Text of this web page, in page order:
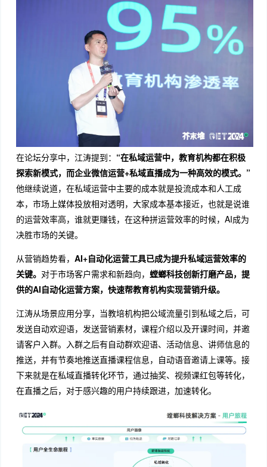
在论坛分享中，江涛提到： “在私域运营中，教育机构都在积极
探索新模式，而企业微信运营+私域直播成为一种高效的模式。”
他继续说道，在私域运营中主要的成本就是投流成本和人工成
本，市场上媒体投放相对透明，大家成本基本接近，也就是说谁
的运营效率高，谁就更赚钱，在这种拼运营效率的时候，AI成为
决胜市场的关键。
从营销趋势看， AI+自动化运营工具已成为提升私域运营效率的
关键。 对于市场客户需求和新趋向， 螳螂科技创新打磨产品，提
供的AI自动化运营方案，快速帮教育机构实现营销升级。
江涛从场景应用分享，当教培机构把公域流量引到私域之后，可
发送自动欢迎语，发送营销素材，课程介绍以及开课时间，并邀
请客户入群。入群之后有自动群欢迎语、活动信息、讲师信息的
推送，并有节奏地推送直播课程信息，自动语音邀请上课等。接
下来就是在私域直播转化环节，通过抽奖、视频课红包等转化，
在直播之后，对于感兴趣的用户持续跟进，加速转化。